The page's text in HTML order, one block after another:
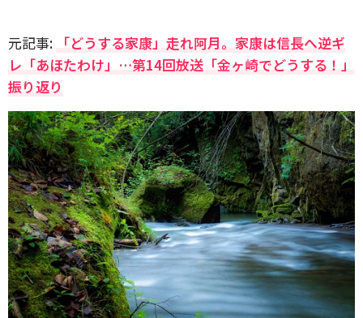
元記事: 「どうする家康」走れ阿月。家康は信長へ逆ギ
レ「あほたわけ」…第14回放送「金ヶ崎でどうする！」
振り返り